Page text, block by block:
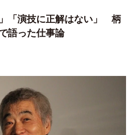
」「演技に正解はない」 柄
語った仕事論